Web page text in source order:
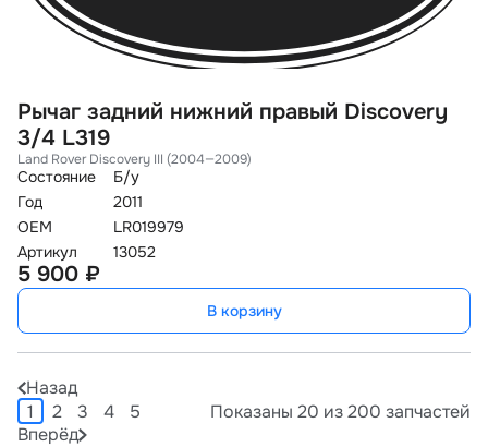
Рычаг задний нижний правый Discovery
3/4 L319
Land Rover Discovery III (2004—2009)
Состояние
Б/у
Год
2011
OEM
LR019979
Артикул
13052
5 900 ₽
В корзину
Назад
1
2 3 4
5
Вперёд
Показаны 20 из 200 запчастей